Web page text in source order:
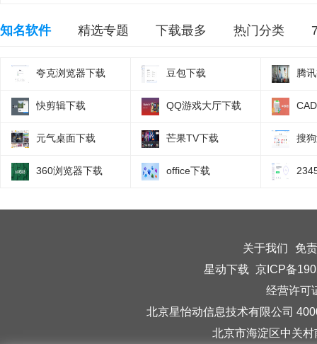
知名软件 精选专题 下载最多 热门分类
夸克浏览器下载 豆包下载 腾
快剪辑下载 QQ游戏大厅下载
元气桌面下载 芒果TV下载 搜
360浏览器下载 office下载
关于我们
免
星动下载 京ICP备
经营许可
北京星怡动信息技术有限公司
北京市海淀区中关